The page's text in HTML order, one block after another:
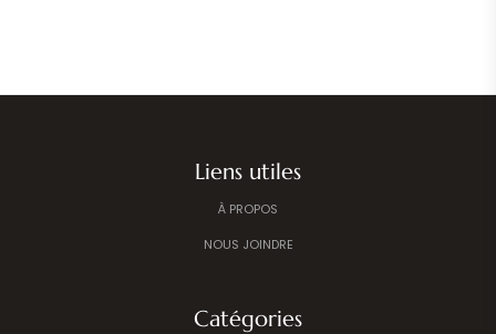
Liens utiles
À PROPOS
NOUS JOINDRE
Catégories